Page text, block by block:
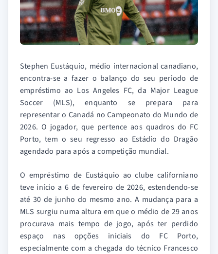
Stephen Eustáquio, médio internacional canadiano,
encontra-se a fazer o balanço do seu período de
empréstimo ao Los Angeles FC, da Major League
Soccer (MLS), enquanto se prepara para
representar o Canadá no Campeonato do Mundo de
2026. O jogador, que pertence aos quadros do FC
Porto, tem o seu regresso ao Estádio do Dragão
agendado para após a competição mundial.
O empréstimo de Eustáquio ao clube californiano
teve início a 6 de fevereiro de 2026, estendendo-se
até 30 de junho do mesmo ano. A mudança para a
MLS surgiu numa altura em que o médio de 29 anos
procurava mais tempo de jogo, após ter perdido
espaço nas opções iniciais do FC Porto,
especialmente com a chegada do técnico Francesco